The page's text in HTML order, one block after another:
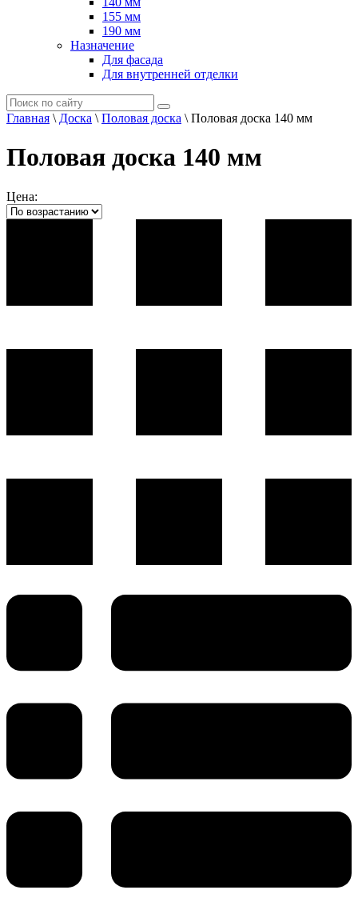
155 мм
190 мм
Назначение
Для фасада
Для внутренней отделки
Главная \ Доска \ Половая доска \ Половая доска 140 мм
Половая доска 140 мм
Цена: